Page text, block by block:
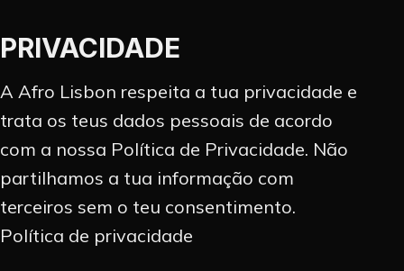
PRIVACIDADE
A Afro Lisbon respeita a tua privacidade e
trata os teus dados pessoais de acordo
com a nossa Política de Privacidade. Não
partilhamos a tua informação com
terceiros sem o teu consentimento.
Política de privacidade